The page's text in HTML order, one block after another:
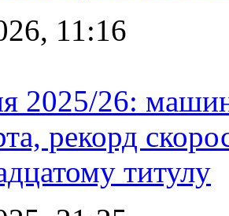
11:16
2025/26:
рекорд
титулу